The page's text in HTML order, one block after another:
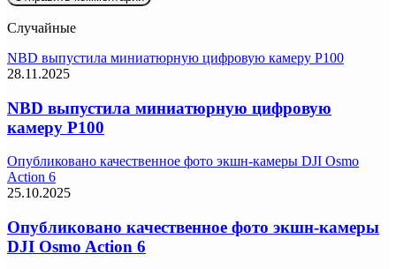
Случайные
NBD выпустила миниатюрную цифровую камеру P100
28.11.2025
NBD выпустила миниатюрную цифровую
камеру P100
Опубликовано качественное фото экшн-камеры DJI Osmo
Action 6
25.10.2025
Опубликовано качественное фото экшн-камеры
DJI Osmo Action 6